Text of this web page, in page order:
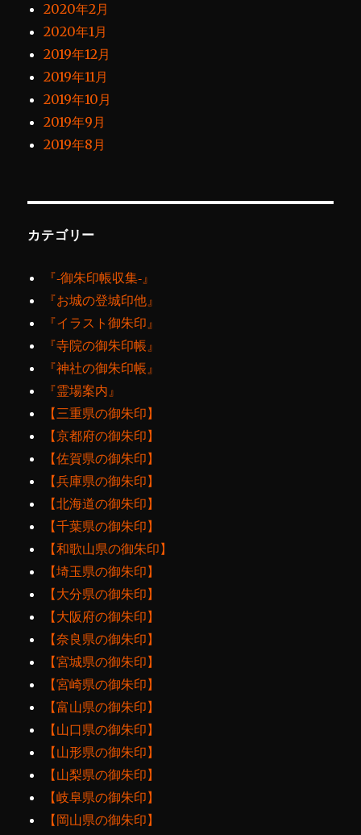
2020年2月
2020年1月
2019年12月
2019年11月
2019年10月
2019年9月
2019年8月
カテゴリー
『‐御朱印帳収集‐』
『お城の登城印他』
『イラスト御朱印』
『寺院の御朱印帳』
『神社の御朱印帳』
『霊場案内』
【三重県の御朱印】
【京都府の御朱印】
【佐賀県の御朱印】
【兵庫県の御朱印】
【北海道の御朱印】
【千葉県の御朱印】
【和歌山県の御朱印】
【埼玉県の御朱印】
【大分県の御朱印】
【大阪府の御朱印】
【奈良県の御朱印】
【宮城県の御朱印】
【宮崎県の御朱印】
【富山県の御朱印】
【山口県の御朱印】
【山形県の御朱印】
【山梨県の御朱印】
【岐阜県の御朱印】
【岡山県の御朱印】